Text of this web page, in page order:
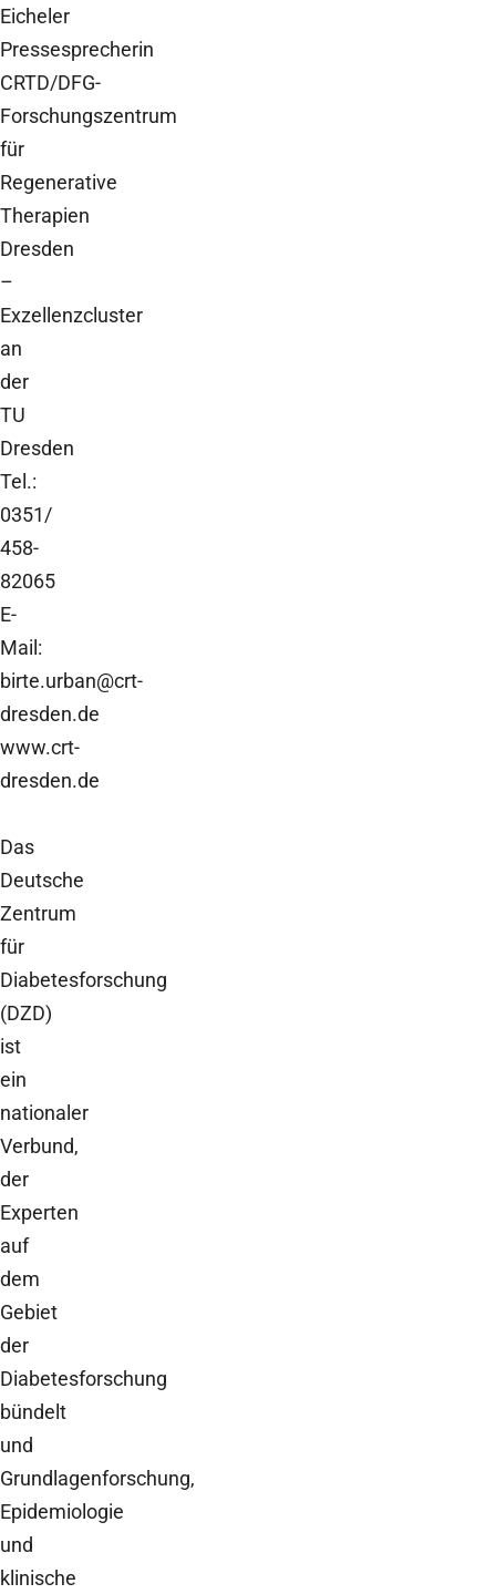
Eicheler
Pressesprecherin
CRTD/DFG-
Forschungszentrum
für
Regenerative
Therapien
Dresden
–
Exzellenzcluster
an
der
TU
Dresden
Tel.:
0351/
458-
82065
E-
Mail:
birte.urban@crt-
dresden.de
www.crt-
dresden.de
Das
Deutsche
Zentrum
für
Diabetesforschung
(DZD)
ist
ein
nationaler
Verbund,
der
Experten
auf
dem
Gebiet
der
Diabetesforschung
bündelt
und
Grundlagenforschung,
Epidemiologie
und
klinische